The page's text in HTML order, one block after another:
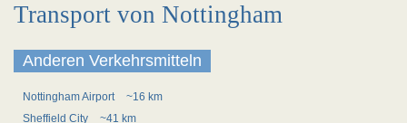
Transport von Nottingham
Anderen Verkehrsmitteln
Nottingham Airport
~16 km
Sheffield City
~41 km